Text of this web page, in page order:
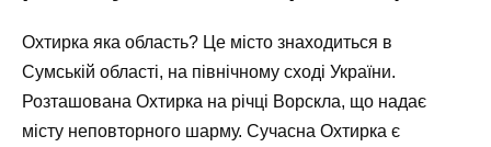
Охтирка яка область? Це місто знаходиться в
Сумській області, на північному сході України.
Розташована Охтирка на річці Ворскла, що надає
місту неповторного шарму. Сучасна Охтирка є